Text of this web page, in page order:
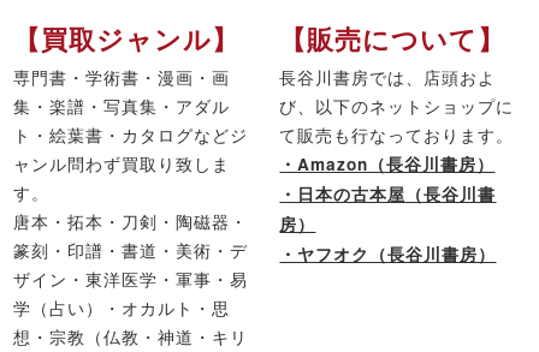
【買取ジャンル】
専門書・学術書・漫画・画
集・楽譜・写真集・アダル
ト・絵葉書・カタログなどジ
ャンル問わず買取り致しま
す。
唐本・拓本・刀剣・陶磁器・
篆刻・印譜・書道・美術・デ
ザイン・東洋医学・軍事・易
学（占い）・オカルト・思
想・宗教（仏教・神道・キリ
【販売について】
長谷川書房では、店頭およ
び、以下のネットショップに
て販売も行なっております。
・Amazon（長谷川書房）
・日本の古本屋（長谷川書
房）
・ヤフオク（長谷川書房）